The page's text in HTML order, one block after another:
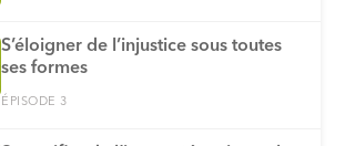
S’éloigner de l’injustice sous toutes
ses formes
ÉPISODE 3